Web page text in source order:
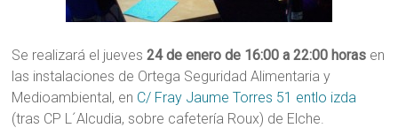
Se realizará el jueves 24 de enero de 16:00 a 22:00 horas en
las instalaciones de Ortega Seguridad Alimentaria y
Medioambiental, en C/ Fray Jaume Torres 51 entlo izda
(tras CP L´Alcudia, sobre cafetería Roux) de Elche.